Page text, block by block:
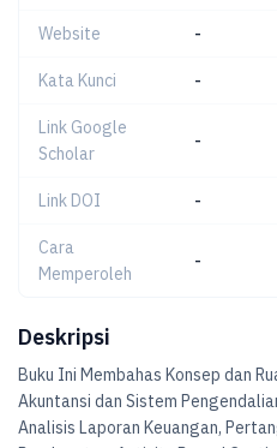
Website -
Kata Kunci -
Link Google
Scholar
-
Link DOI -
Cara
Memperoleh
-
Deskripsi
Buku Ini Membahas Konsep dan
Akuntansi dan Sistem
Analisis Laporan Keuangan,